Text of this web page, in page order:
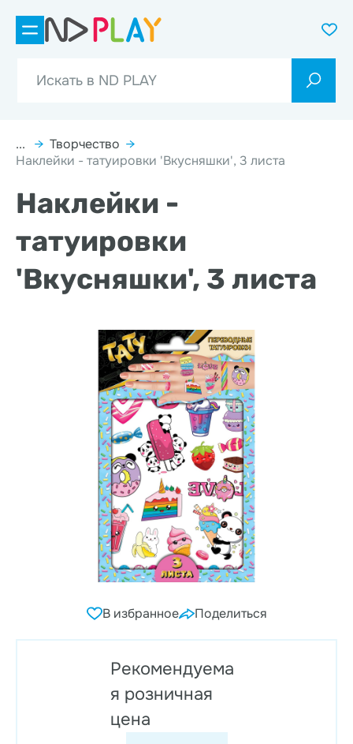
... → Творчество →
Наклейки - татуировки 'Вкусняшки', 3 листа
Наклейки -
татуировки
'Вкусняшки', 3 листа
В избранное Поделиться
Рекомендуема
я розничная
цена